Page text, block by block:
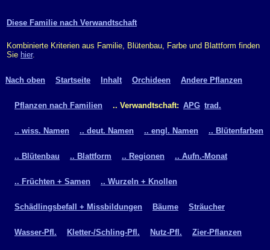
Diese Familie nach Verwandtschaft
Kombinierte Kriterien aus Familie, Blütenbau, Farbe und Blattform finden
Sie hier.
Nach oben Startseite Inhalt Orchideen Andere Pflanzen
Pflanzen nach Familien .. Verwandtschaft: APG trad.
.. wiss. Namen .. deut. Namen .. engl. Namen .. Blütenfarben
.. Blütenbau .. Blattform .. Regionen .. Aufn.-Monat
.. Früchten + Samen .. Wurzeln + Knollen
Schädlingsbefall + Missbildungen Bäume Sträucher
Wasser-Pfl. Kletter-/Schling-Pfl. Nutz-Pfl. Zier-Pflanzen